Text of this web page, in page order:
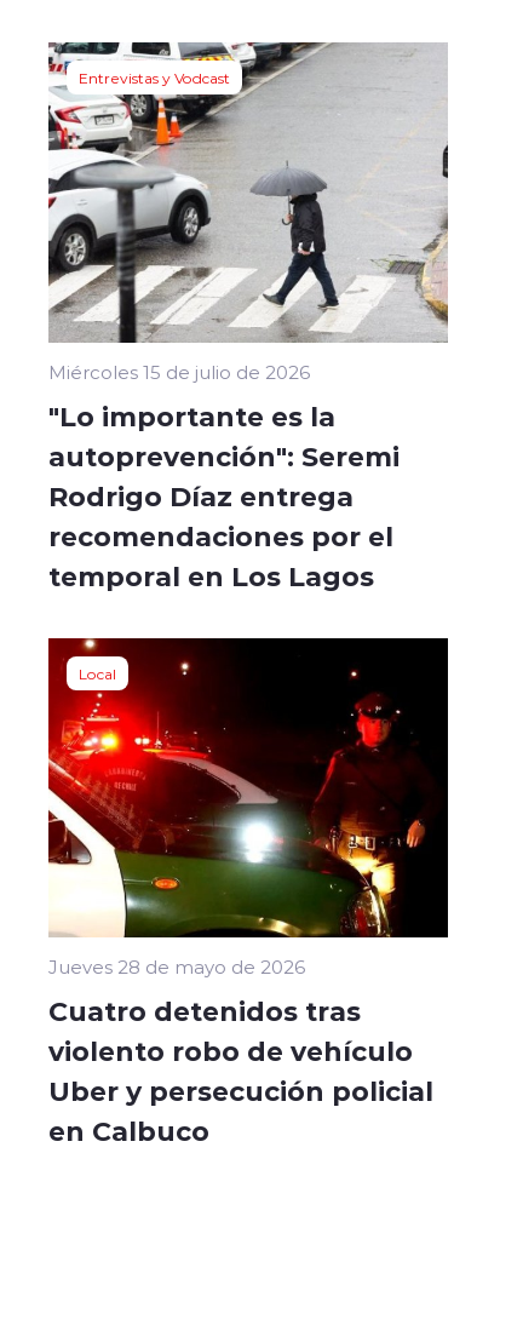
Entrevistas y Vodcast
Miércoles 15 de julio de 2026
"Lo importante es la
autoprevención": Seremi
Rodrigo Díaz entrega
recomendaciones por el
temporal en Los Lagos
Local
Jueves 28 de mayo de 2026
Cuatro detenidos tras
violento robo de vehículo
Uber y persecución policial
en Calbuco